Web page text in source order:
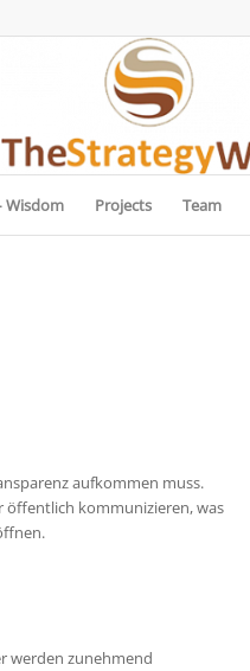
Wisdom Projects Team
aufkommen muss.
öffentlich kommunizieren, was
werden zunehmend